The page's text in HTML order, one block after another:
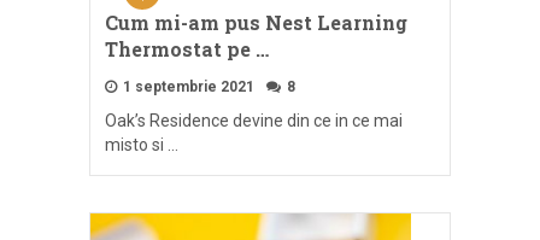
Cum mi-am pus Nest Learning
Thermostat pe …
1 septembrie 2021 8
Oak’s Residence devine din ce in ce mai
misto si …